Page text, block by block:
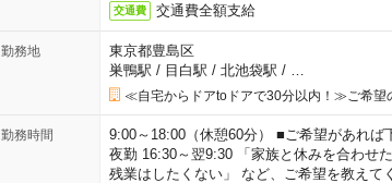
交通費 交通費全額支給
勤務地
東京都豊島区
巣鴨駅 / 目白駅 / 北池袋駅 /
≪自宅からドアtoドアで30分以内！≫ご希望
勤務時間
9:00～18:00（休憩60分） ■ご希望があれ
夜勤 16:30～翌9:30 「家族と休みを合わせ
残業はしたくない」 など、ご希望を教え